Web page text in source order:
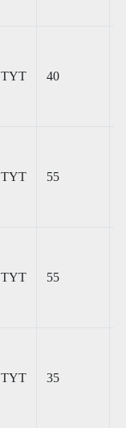
TYT 40
TYT 55
TYT 55
TYT 35